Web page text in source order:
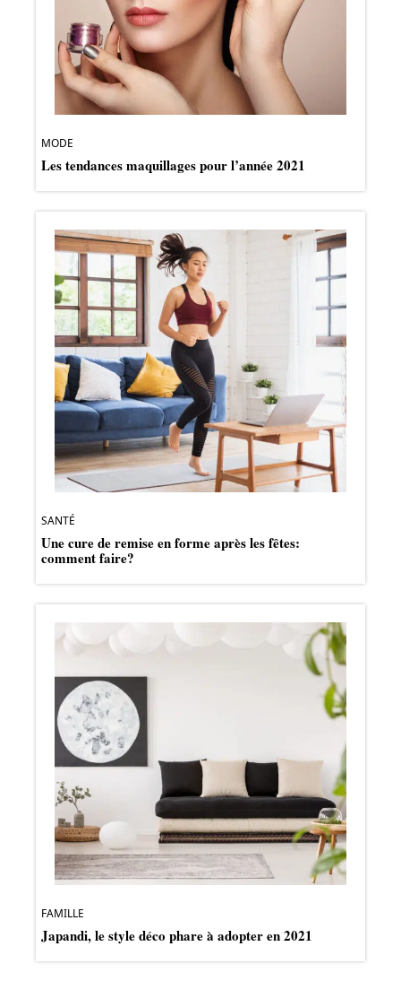
MODE
Les tendances maquillages pour l’année 2021
SANTÉ
Une cure de remise en forme après les fêtes:
comment faire?
FAMILLE
Japandi, le style déco phare à adopter en 2021